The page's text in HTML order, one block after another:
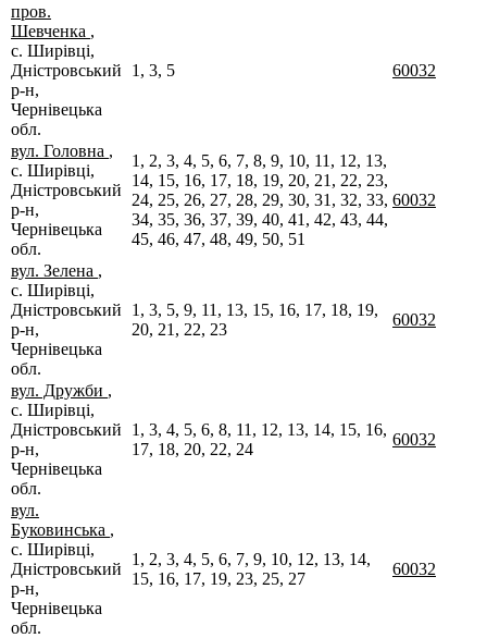
пров.
Шевченка ,
с. Ширівці,
Дністровський
р-н,
Чернівецька
обл.
1, 3, 5 60032
вул. Головна ,
с. Ширівці,
Дністровський
р-н,
Чернівецька
обл.
1, 2, 3, 4, 5, 6, 7, 8, 9, 10, 11, 12, 13,
14, 15, 16, 17, 18, 19, 20, 21, 22, 23,
24, 25, 26, 27, 28, 29, 30, 31, 32, 33,
34, 35, 36, 37, 39, 40, 41, 42, 43, 44,
45, 46, 47, 48, 49, 50, 51
60032
вул. Зелена ,
с. Ширівці,
Дністровський
р-н,
Чернівецька
обл.
1, 3, 5, 9, 11, 13, 15, 16, 17, 18, 19,
20, 21, 22, 23
60032
вул. Дружби ,
с. Ширівці,
Дністровський
р-н,
Чернівецька
обл.
1, 3, 4, 5, 6, 8, 11, 12, 13, 14, 15, 16,
17, 18, 20, 22, 24
60032
вул.
Буковинська ,
с. Ширівці,
Дністровський
р-н,
Чернівецька
обл.
1, 2, 3, 4, 5, 6, 7, 9, 10, 12, 13, 14,
15, 16, 17, 19, 23, 25, 27
60032